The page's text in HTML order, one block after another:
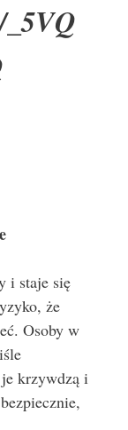
i staje się
że
Osoby w
krzywdzą i